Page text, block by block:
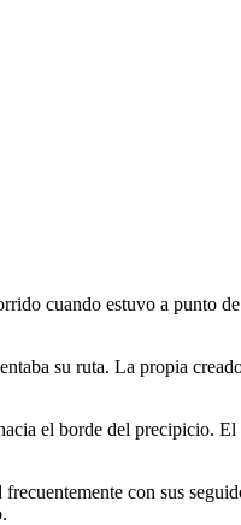
cuando estuvo a punto
su ruta. La propia
el borde del precipicio.
con sus